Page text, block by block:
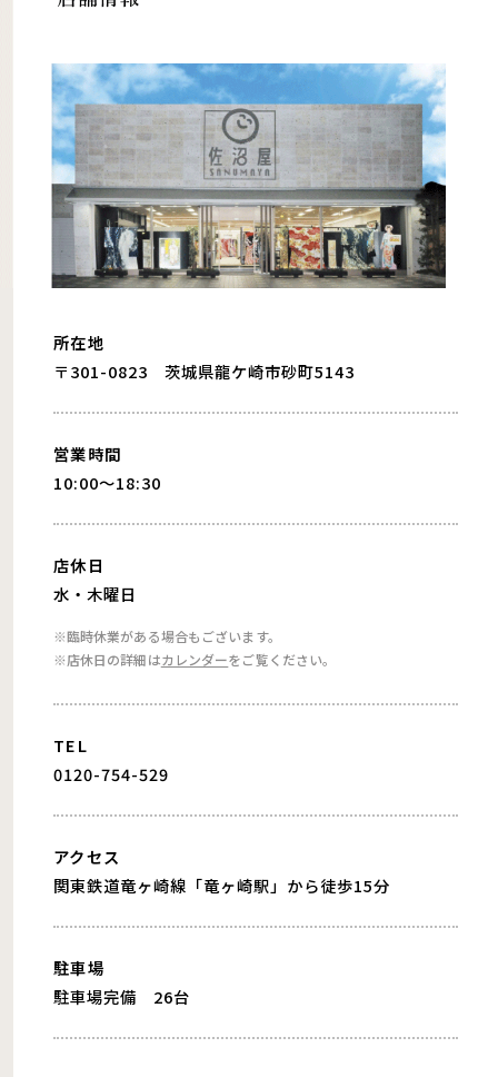
所在地
〒301-0823 茨城県龍ケ崎市砂町5143
営業時間
10:00〜18:30
店休日
水・木曜日
※臨時休業がある場合もございます。
※店休日の詳細はカレンダーをご覧ください。
TEL
0120-754-529
アクセス
関東鉄道竜ヶ崎線「竜ヶ崎駅」から徒歩15分
駐車場
駐車場完備 26台